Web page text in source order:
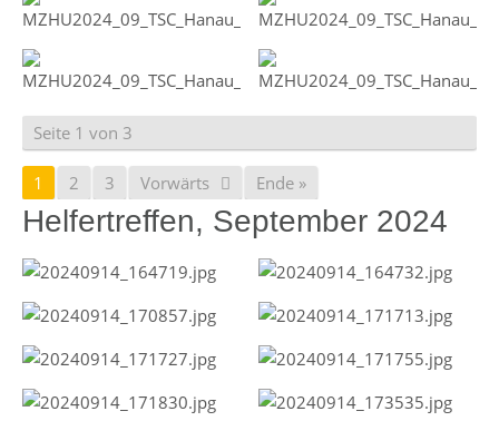
Seite 1 von 3
1 2 3 Vorwärts Ende »
Helfertreffen, September 2024